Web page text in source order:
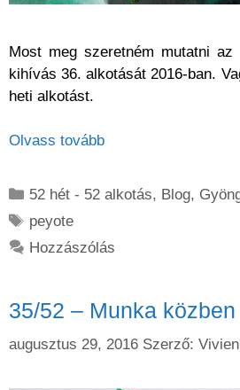
Most meg szeretném mutatni az
kihívás 36. alkotását 2016-ban.
heti alkotást.
Olvass tovább
Kategória
52 hét - 52 alkotás, Blog,
Címkék
peyote
Hozzászólás
35/52 – Munka közben
augusztus 29, 2016 Szerző: